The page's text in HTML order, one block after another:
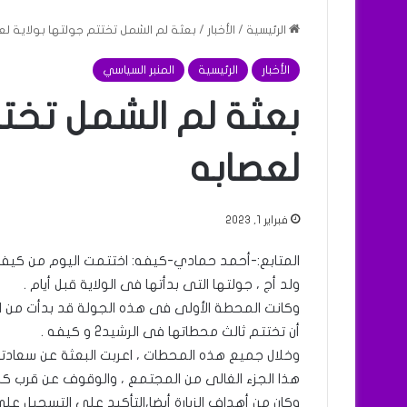
الرئيسية / الأخبار / بعثة لم الشمل تختتم جولتها بولاية
الأخبار الرئيسية المنبر السياسي
بعثة لم الشمل
لعصابه
فبراير 1, 2023
المتابع:-أحمد حمادي-كيفه: اختتمت اليوم من
ولد أج ، جولتها التى بدأتها فى الولاية قبل أيام .
أن تختتم ثالث محطاتها فى الرشيد2 و كيفه .
وخلال جميع هذه المحطات ، اعربت البعثة عن
هذا الجزء الغالى من المجتمع ، والوقوف عن
وكان من أهداف الزيارة أيضا،التأكيد على التسجيل